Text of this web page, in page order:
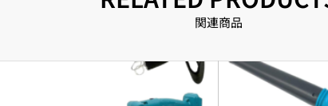
関連商品